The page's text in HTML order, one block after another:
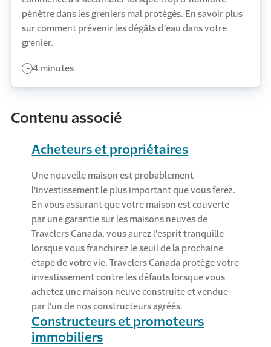
pénètre dans les greniers mal protégés. En savoir plus
sur comment prévenir les dégâts d’eau dans votre
grenier.
4 minutes
Contenu associé
Acheteurs et propriétaires
Une nouvelle maison est probablement
l'investissement le plus important que vous ferez.
En vous assurant que votre maison est couverte
par une garantie sur les maisons neuves de
Travelers Canada, vous aurez l'esprit tranquille
lorsque vous franchirez le seuil de la prochaine
étape de votre vie. Travelers Canada protège votre
investissement contre les défauts lorsque vous
achetez une maison neuve construite et vendue
par l'un de nos constructeurs agréés.
Constructeurs et promoteurs
immobiliers